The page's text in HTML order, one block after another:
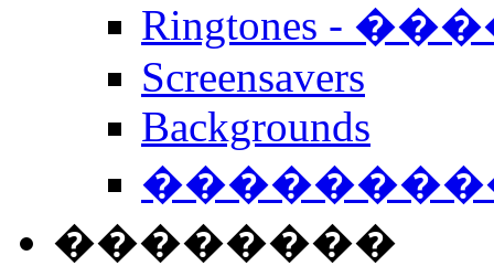
Ringtones -
Screensavers
Backgrounds
��������